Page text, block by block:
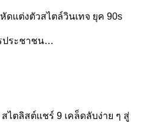
แต่งตัวสไตล์วินเทจ ยุค 90s
ประชาชน…
ไตลิสต์แชร์ 9 เคล็ดลับง่าย ๆ สู่